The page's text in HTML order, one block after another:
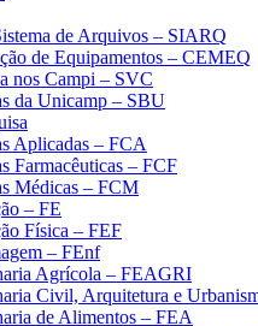
de Arquivos – SIARQ
de Equipamentos – CEMEQ
nos Campi – SVC
da Unicamp – SBU
Aplicadas – FCA
Farmacêuticas – FCF
Médicas – FCM
– FE
Física – FEF
– FEnf
Agrícola – FEAGRI
Civil, Arquitetura e
de Alimentos – FEA